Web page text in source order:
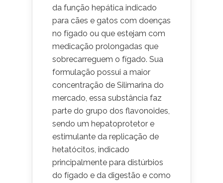
da função hepática indicado
para cães e gatos com doenças
no fígado ou que estejam com
medicação prolongadas que
sobrecarreguem o fígado. Sua
formulação possui a maior
concentração de Silimarina do
mercado, essa substância faz
parte do grupo dos flavonoides,
sendo um hepatoprotetor e
estimulante da replicação de
hetatócitos, indicado
principalmente para distúrbios
do fígado e da digestão e como